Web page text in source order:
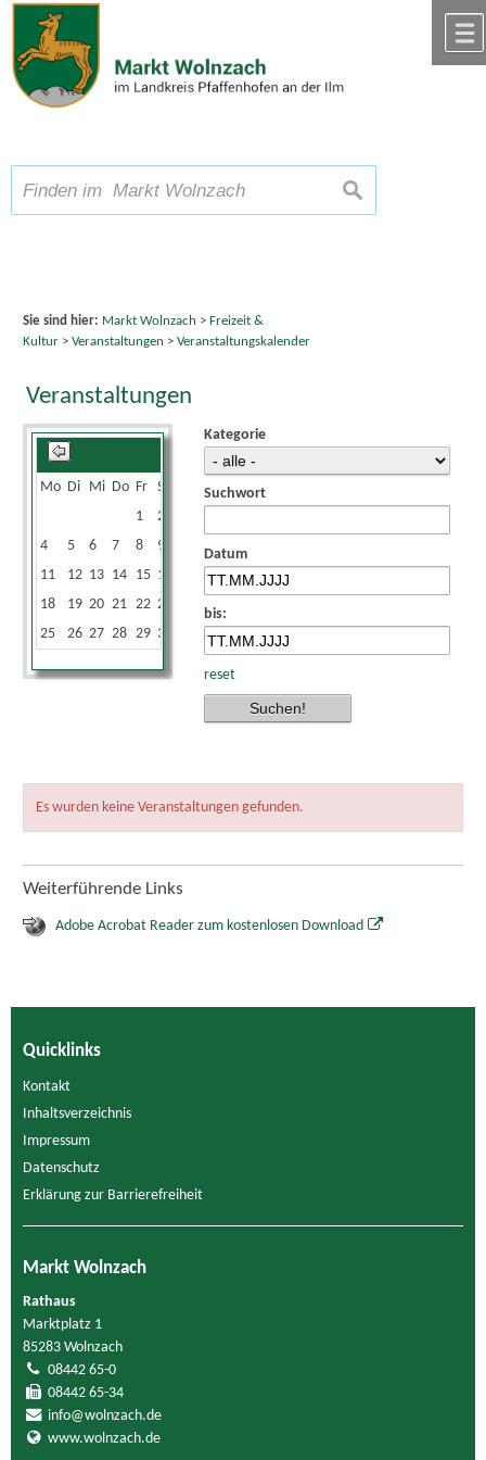
Zum Inhalt,zur Navigation
Schriftgröße A A A suchen
Sie sind hier: Markt Wolnzach > Freizeit &
Kultur> Veranstaltungen > Veranstaltungskalender
Veranstaltungen
Mo Di Mi Do Fr Sa
1
2
4
5 6 7 8 9
11
12 13 14 15 16
18
19 20 21 22 23
25
26 27 28 29 30
Kategorie
Suchwort
Datum
bis:
reset
Es wurden keine Veranstaltungen gefunden.
Weiterführende Links
Adobe Acrobat Reader zum kostenlosen Download
Quicklinks
Kontakt
Inhaltsverzeichnis
Impressum
Datenschutz
Erklärung zur Barrierefreiheit
Markt Wolnzach
Rathaus
Marktplatz 1
85283 Wolnzach
08442 65-0
08442 65-34
info@wolnzach.de
www.wolnzach.de